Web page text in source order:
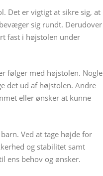
Det er vigtigt at sikre sig, at
sig rundt. Derudover
fast i højstolen under
følger med højstolen. Nogle
det ud af højstolen. Andre
eller ønsker at kunne
Ved at tage højde for
og stabilitet samt
ens behov og ønsker.